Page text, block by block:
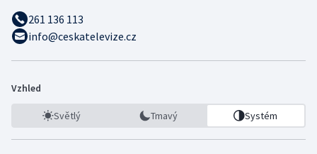
261 136 113
info@ceskatelevize.cz
Vzhled
Světlý Tmavý Systém